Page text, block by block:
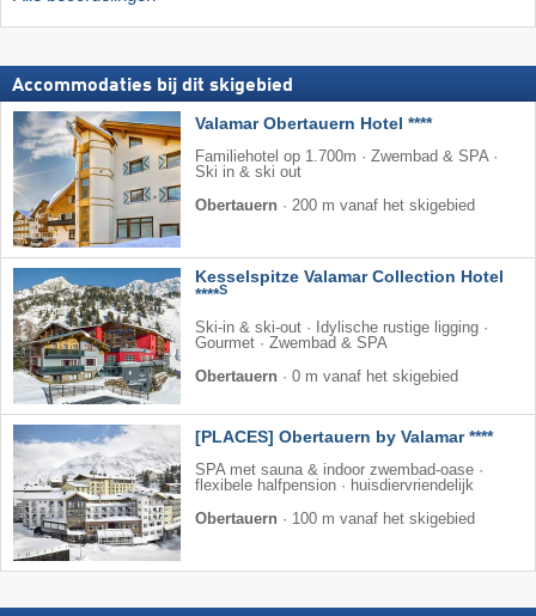
Accommodaties bij dit skigebied
Valamar Obertauern Hotel ****
Familiehotel op 1.700m · Zwembad & SPA ·
Ski in & ski out
Obertauern · 200 m vanaf het skigebied
Kesselspitze Valamar Collection Hotel
****S
Ski-in & ski-out · Idylische rustige ligging ·
Gourmet · Zwembad & SPA
Obertauern · 0 m vanaf het skigebied
[PLACES] Obertauern by Valamar ****
SPA met sauna & indoor zwembad-oase ·
flexibele halfpension · huisdiervriendelijk
Obertauern · 100 m vanaf het skigebied